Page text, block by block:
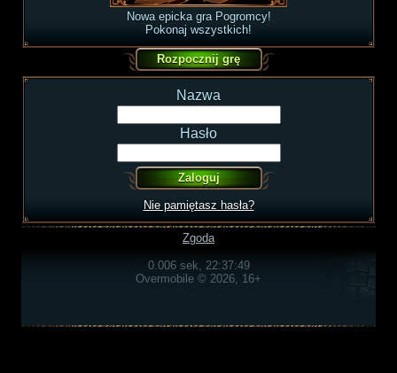
Nowa epicka gra Pogromcy!
Pokonaj wszystkich!
Nazwa
Hasło
Nie pamiętasz hasła?
Zgoda
0.006 sek, 22:37:49
Overmobile © 2026, 16+